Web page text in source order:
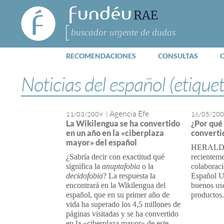
FundéuRAE
- Fundación
del Español
Urgente
Buscar
RECOMENDACIONES CONSULTAS
Noticias del español
11/03/2009 | Agencia Efe
La Wikilengua se ha convertido
en un año en la «ciberplaza
mayor» del español
¿Sabría decir con exactitud qué
significa la anuptafobia o la
decidofobia? La respuesta la
encontrará en la Wikilengua del
español, que en su primer año de
vida ha superado los 4,5 millones de
páginas visitadas y se ha convertido
16/05/
¿Por
Español
buenos
productos.